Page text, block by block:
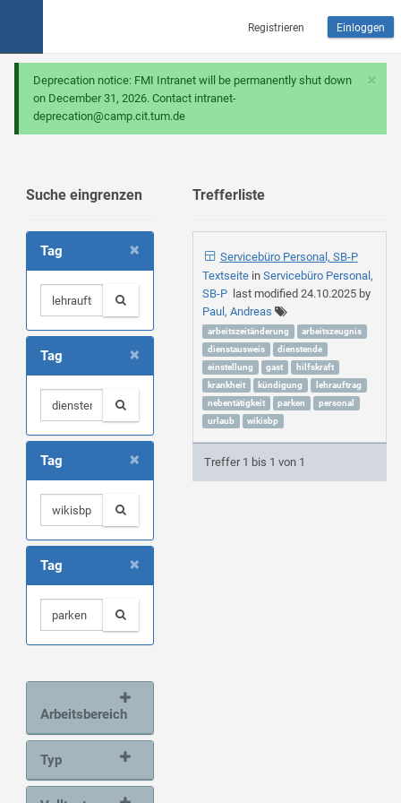
Registrieren Einloggen
×
Deprecation notice: FMI Intranet will be permanently shut down
on December 31, 2026. Contact intranet-
deprecation@camp.cit.tum.de
Suche eingrenzen
×
Tag
×
Tag
×
Tag
×
Tag
Arbeitsbereich
Typ
Trefferliste
Servicebüro Personal, SB-P
Textseite in Servicebüro Personal,
SB-Plast modified 24.10.2025by
Paul, Andreas
arbeitszeitänderung
arbeitszeugnis
dienstausweis
dienstende
einstellung
gast
hilfskraft
krankheit
kündigung
lehrauftrag
nebentätigkeit
parken
personal
urlaub
wikisbp
Treffer 1 bis 1 von 1